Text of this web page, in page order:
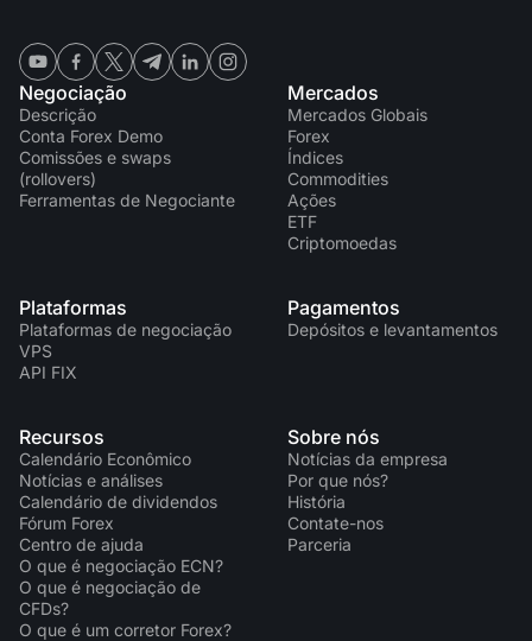
Negociação
Descrição
Conta Forex Demo
Comissões e swaps
(rollovers)
Ferramentas de Negociante
Mercados
Mercados Globais
Forex
Índices
Commodities
Ações
ETF
Criptomoedas
Plataformas
Plataformas de negociação
VPS
API FIX
Pagamentos
Depósitos e levantamentos
Recursos
Calendário Econômico
Notícias e análises
Calendário de dividendos
Fórum Forex
Centro de ajuda
O que é negociação ECN?
O que é negociação de
CFDs?
O que é um corretor Forex?
Sobre nós
Notícias da empresa
Por que nós?
História
Contate-nos
Parceria